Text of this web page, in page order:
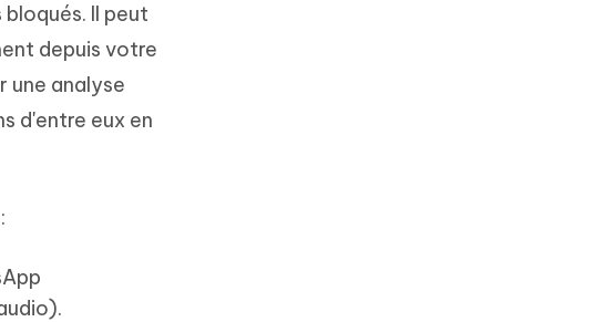
Il peut
depuis votre
une analyse
d'entre eux en